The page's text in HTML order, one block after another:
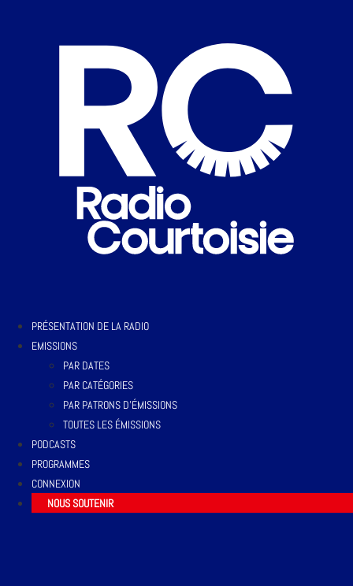
PRÉSENTATION DE LA RADIO
EMISSIONS
PAR DATES
PAR CATÉGORIES
PAR PATRONS D’ÉMISSIONS
TOUTES LES ÉMISSIONS
PODCASTS
PROGRAMMES
CONNEXION
NOUS SOUTENIR